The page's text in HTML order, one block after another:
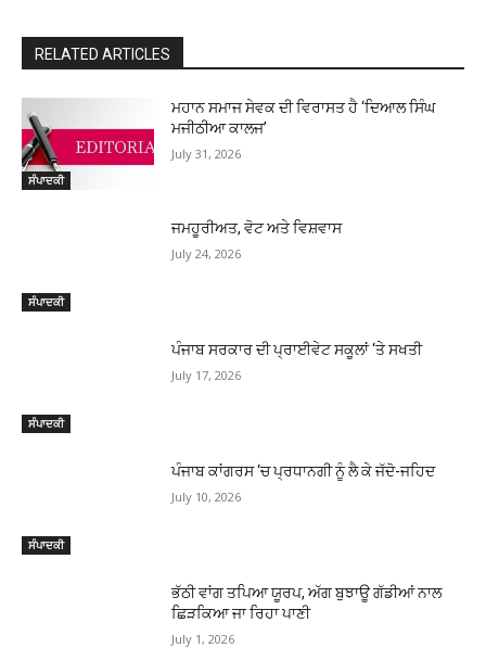
RELATED ARTICLES
ਸੰਪਾਦਕੀ
ਮਹਾਨ ਸਮਾਜ ਸੇਵਕ ਦੀ ਵਿਰਾਸਤ ਹੈ ‘ਦਿਆਲ ਸਿੰਘ
ਮਜੀਠੀਆ ਕਾਲਜ’
July 31, 2026
ਸੰਪਾਦਕੀ
ਜਮਹੂਰੀਅਤ, ਵੋਟ ਅਤੇ ਵਿਸ਼ਵਾਸ
July 24, 2026
ਸੰਪਾਦਕੀ
ਪੰਜਾਬ ਸਰਕਾਰ ਦੀ ਪ੍ਰਾਈਵੇਟ ਸਕੂਲਾਂ ‘ਤੇ ਸਖਤੀ
July 17, 2026
ਸੰਪਾਦਕੀ
ਪੰਜਾਬ ਕਾਂਗਰਸ ‘ਚ ਪ੍ਰਧਾਨਗੀ ਨੂੰ ਲੈ ਕੇ ਜੱਦੋ-ਜਹਿਦ
July 10, 2026
ਭੱਠੀ ਵਾਂਗ ਤਪਿਆ ਯੂਰਪ, ਅੱਗ ਬੁਝਾਊ ਗੱਡੀਆਂ ਨਾਲ
ਛਿੜਕਿਆ ਜਾ ਰਿਹਾ ਪਾਣੀ
July 1, 2026